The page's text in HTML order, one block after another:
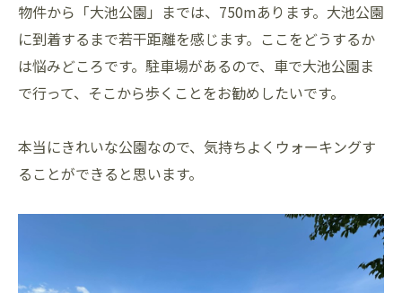
物件から「大池公園」までは、750mあります。大池公園
に到着するまで若干距離を感じます。ここをどうするか
は悩みどころです。駐車場があるので、車で大池公園ま
で行って、そこから歩くことをお勧めしたいです。
本当にきれいな公園なので、気持ちよくウォーキングす
ることができると思います。